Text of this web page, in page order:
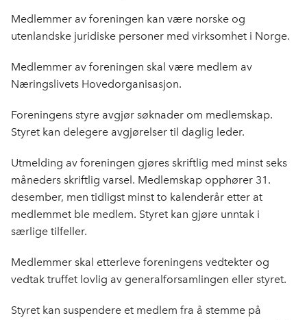
Medlemmer av foreningen kan være norske og
utenlandske juridiske personer med virksomhet i Norge.
Medlemmer av foreningen skal være medlem av
Næringslivets Hovedorganisasjon.
Foreningens styre avgjør søknader om medlemskap.
Styret kan delegere avgjørelser til daglig leder.
Utmelding av foreningen gjøres skriftlig med minst seks
måneders skriftlig varsel. Medlemskap opphører 31.
desember, men tidligst minst to kalenderår etter at
medlemmet ble medlem. Styret kan gjøre unntak i
særlige tilfeller.
Medlemmer skal etterleve foreningens vedtekter og
vedtak truffet lovlig av generalforsamlingen eller styret.
Styret kan suspendere et medlem fra å stemme på